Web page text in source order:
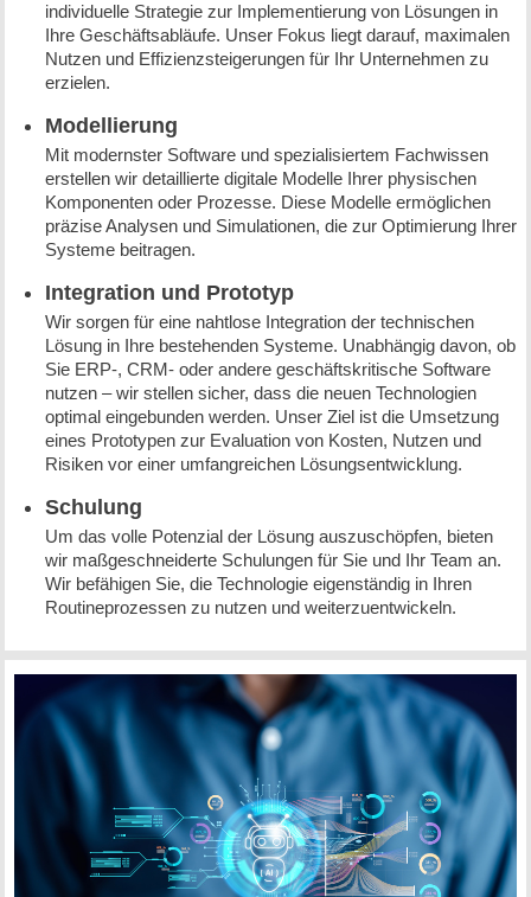
individuelle Strategie zur Implementierung von Lösungen in
Ihre Geschäftsabläufe. Unser Fokus liegt darauf, maximalen
Nutzen und Effizienzsteigerungen für Ihr Unternehmen zu
erzielen.
Modellierung
Mit modernster Software und spezialisiertem Fachwissen
erstellen wir detaillierte digitale Modelle Ihrer physischen
Komponenten oder Prozesse. Diese Modelle ermöglichen
präzise Analysen und Simulationen, die zur Optimierung Ihrer
Systeme beitragen.
Integration und Prototyp
Wir sorgen für eine nahtlose Integration der technischen
Lösung in Ihre bestehenden Systeme. Unabhängig davon, ob
Sie ERP-, CRM- oder andere geschäftskritische Software
nutzen – wir stellen sicher, dass die neuen Technologien
optimal eingebunden werden. Unser Ziel ist die Umsetzung
eines Prototypen zur Evaluation von Kosten, Nutzen und
Risiken vor einer umfangreichen Lösungsentwicklung.
Schulung
Um das volle Potenzial der Lösung auszuschöpfen, bieten
wir maßgeschneiderte Schulungen für Sie und Ihr Team an.
Wir befähigen Sie, die Technologie eigenständig in Ihren
Routineprozessen zu nutzen und weiterzuentwickeln.